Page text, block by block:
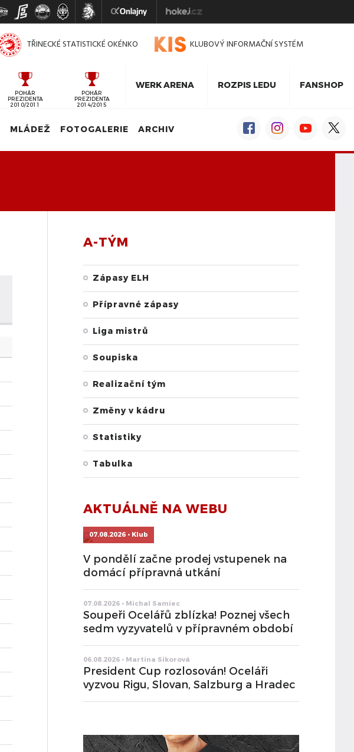
TŘINECKÉ STATISTICKÉ OKÉNKO KLUBOVÝ INFORMAČNÍ SYSTÉM
POHÁR
PREZIDENTA
2010/2011
POHÁR
PREZIDENTA
2014/2015
WERK ARENA ROZPIS LEDU FANSHOP
MLÁDEŽ FOTOGALERIE ARCHIV
A-TÝM
Zápasy ELH
Přípravné zápasy
Liga mistrů
Soupiska
Realizační tým
Změny v kádru
Statistiky
Tabulka
AKTUÁLNĚ NA WEBU
07.08.2026 • Klub
V pondělí začne prodej vstupenek na
domácí přípravná utkání
07.08.2026 • Michal Samiec
Soupeři Ocelářů zblízka! Poznej všech
sedm vyzyvatelů v přípravném období
06.08.2026 • Martina Sikorová
President Cup rozlosován! Oceláři
vyzvou Rigu, Slovan, Salzburg a Hradec